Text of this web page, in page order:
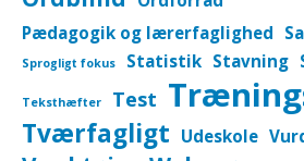
Pædagogik og lærerfaglighed
Sprogligt fokus Statistik Stavning
Teksthæfter Test
Tværfagligt Udeskole